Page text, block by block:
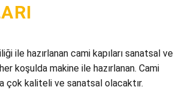
ile hazırlanan cami kapıları sanatsal ve
koşulda makine ile hazırlanan. Cami
çok kaliteli ve sanatsal olacaktır.